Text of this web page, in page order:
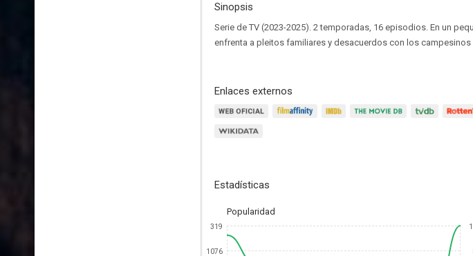
Sinopsis
Serie de TV (2023-2025). 2 temporadas, 16 episodios. En un
enfrenta a pleitos familiares y desacuerdos con los
Enlaces externos
Estadísticas
Popularidad
319
1076